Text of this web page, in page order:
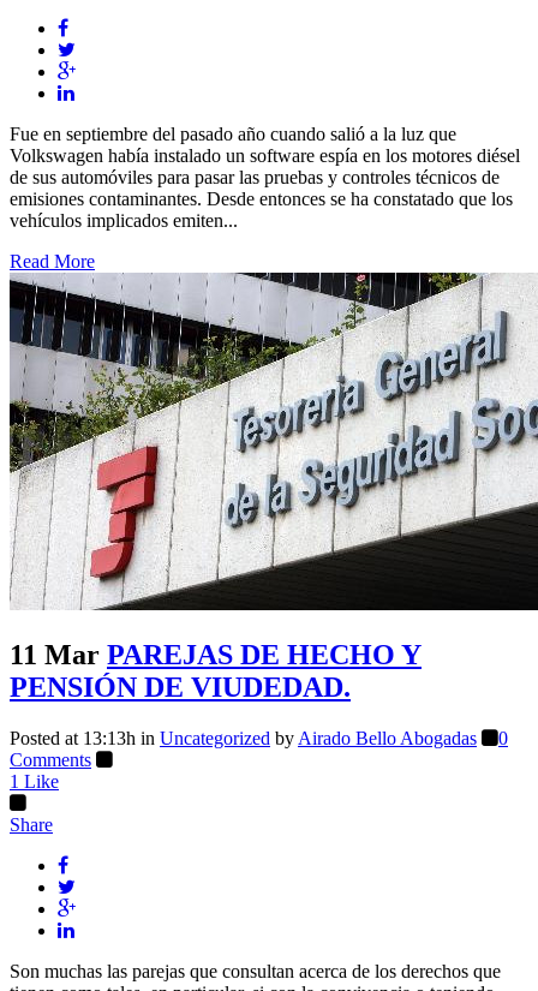
Fue en septiembre del pasado año cuando salió a la luz que
Volkswagen había instalado un software espía en los motores diésel
de sus automóviles para pasar las pruebas y controles técnicos de
emisiones contaminantes. Desde entonces se ha constatado que los
vehículos implicados emiten...
Read More
11 Mar PAREJAS DE HECHO Y
PENSIÓN DE VIUDEDAD.
Posted at 13:13h in Uncategorized by Airado Bello Abogadas
0
Comments
1 Like
Share
Son muchas las parejas que consultan acerca de los derechos que